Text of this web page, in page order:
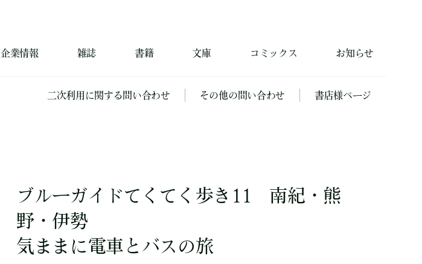
企業情報 雑誌 書籍 文庫 コミックス お知らせ
二次利用に関する問い合わせ その他の問い合わせ 書店様ページ
ブルーガイドてくてく歩き11 南紀・熊
野・伊勢
気ままに電車とバスの旅